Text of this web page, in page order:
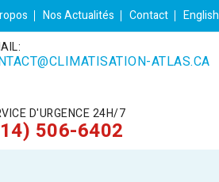
Nos Actualités Contact English
ATLAS.CA
D'URGENCE 24H/7
506-6402